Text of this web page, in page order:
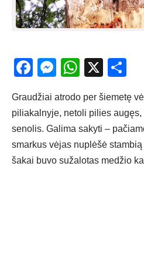
Facebook
Messenger
X
Graudžiai atrodo per šiemetę
piliakalnyje, netoli pilies
senolis. Galima sakyti –
smarkus vėjas nuplėšė
šakai buvo sužalotas medžio